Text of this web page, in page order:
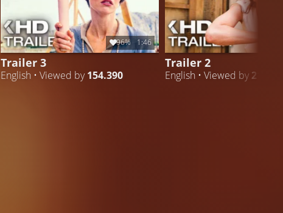
96% 1:46
Trailer 3
English • Viewed by154.390
Trailer 2
English • Viewed by 21.212